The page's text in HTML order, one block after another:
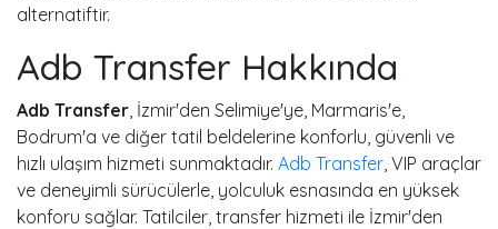
alternatiftir.
Adb Transfer Hakkında
Adb Transfer , İzmir'den Selimiye'ye, Marmaris'e,
Bodrum'a ve diğer tatil beldelerine konforlu, güvenli ve
hızlı ulaşım hizmeti sunmaktadır. Adb Transfer , VIP araçlar
ve deneyimli sürücülerle, yolculuk esnasında en yüksek
konforu sağlar. Tatilciler, transfer hizmeti ile İzmir'den